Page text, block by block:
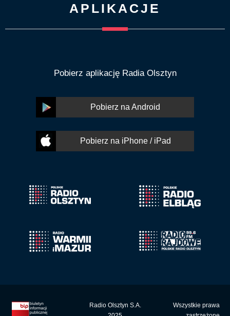
APLIKACJE
Pobierz aplikację Radia Olsztyn
Pobierz na Android
Pobierz na iPhone / iPad
Radio Olsztyn S.A.
Wszystkie prawa